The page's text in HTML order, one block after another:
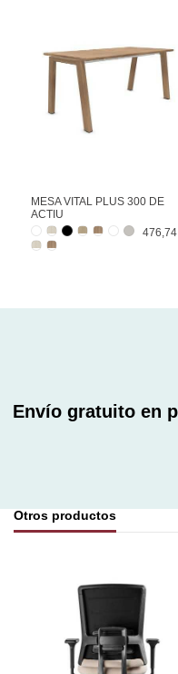
MESA VITAL PLUS 300 DE
ACTIU
Envío gratuito en
Otros productos